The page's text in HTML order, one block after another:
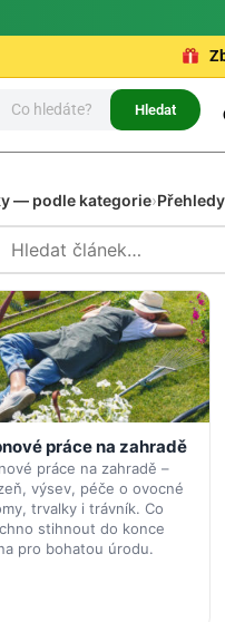
Hledat
— podle kategorie›Přehledy
práce na zahradě
práce na zahradě –
výsev, péče o ovocné
trvalky i trávník. Co
stihnout do konce
pro bohatou úrodu.